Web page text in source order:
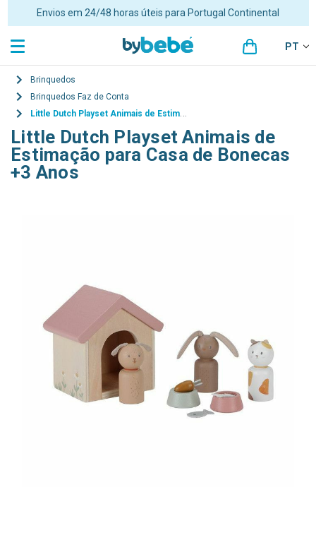
Envios em 24/48 horas úteis para Portugal Continental
PT
Brinquedos
Brinquedos Faz de Conta
Little Dutch Playset Animais de Estimação para Casa de Bonecas +3 Anos
Little Dutch Playset Animais de
Estimação para Casa de Bonecas
+3 Anos